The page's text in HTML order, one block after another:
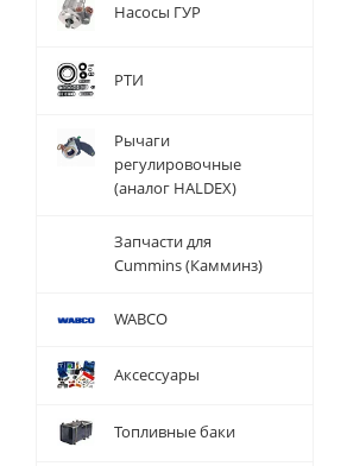
Насосы ГУР
РТИ
Рычаги
регулировочные
(аналог HALDEX)
Запчасти для
Cummins (Камминз)
WABCO
Аксессуары
Топливные баки